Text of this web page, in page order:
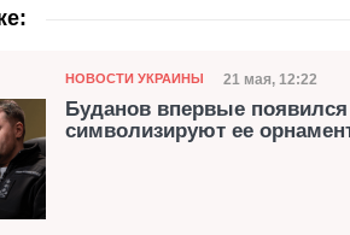
Категория
НОВОСТИ УКРАИНЫ Дата
21 мая, 12:22
Буданов впервые
символизируют ее